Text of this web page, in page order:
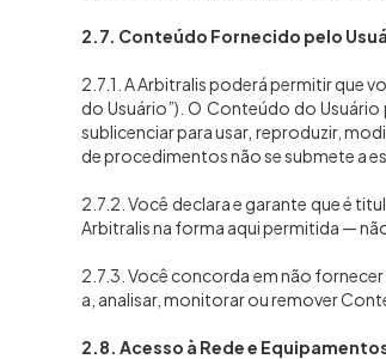
2.7. Conteúdo Fornecido pelo
2.7.1. A Arbitralis poderá permitir que
do Usuário”). O Conteúdo do
sublicenciar para usar, reproduzir,
de procedimentos não se submete a
2.7.2. Você declara e garante que é
Arbitralis na forma aqui permitida —
2.7.3. Você concorda em não
a, analisar, monitorar ou remover
2.8. Acesso à Rede e